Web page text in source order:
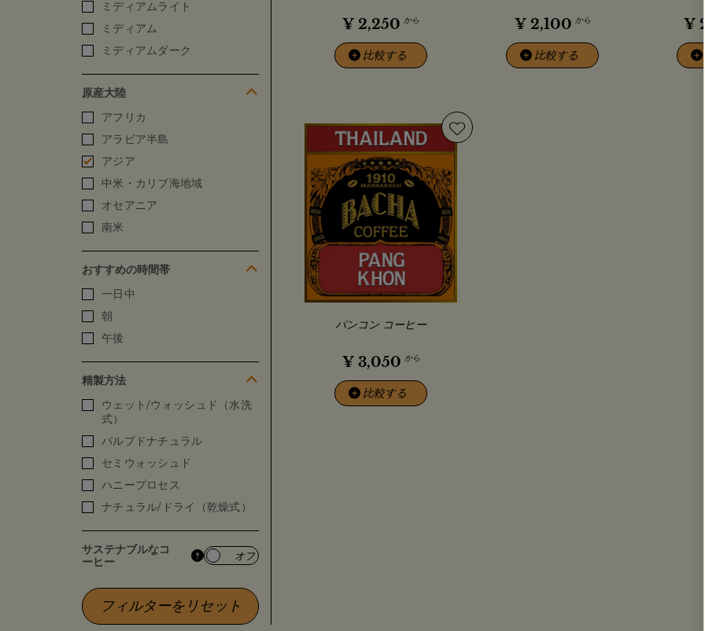
ミディアムライト
ミディアム
ミディアムダーク
原産大陸
アフリカ
アラビア半島
アジア
中米・カリブ海地域
オセアニア
南米
おすすめの時間帯
一日中
朝
午後
精製方法
ウェット/ウォッシュド（水洗
式）
パルプドナチュラル
セミウォッシュド
ハニープロセス
ナチュラル/ドライ（乾燥式）
サステナブルなコ
ーヒー
オフ
から
¥2,250
+ 比較する
から
¥ 2,100
+ 比較する
¥
+
パンコン コーヒー
から
¥ 3,050
+ 比較する